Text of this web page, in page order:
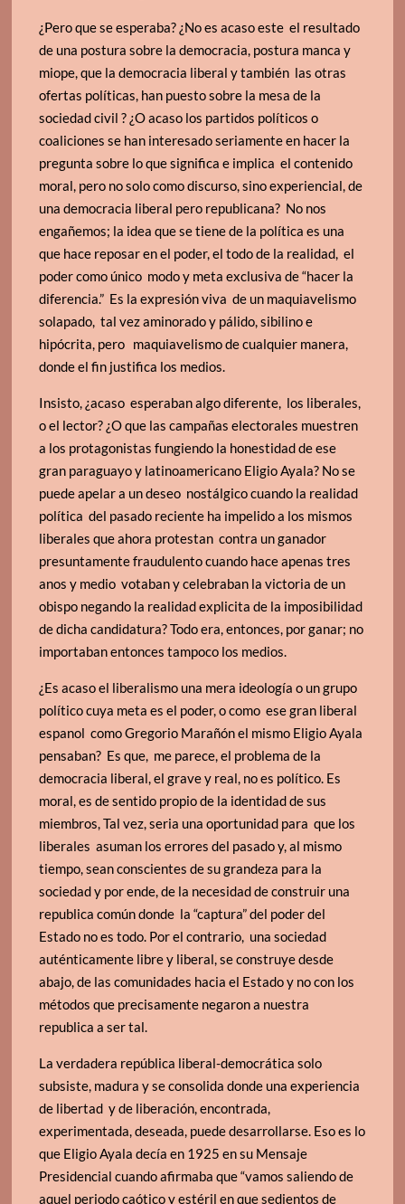
¿Pero que se esperaba? ¿No es acaso este el resultado
de una postura sobre la democracia, postura manca y
miope, que la democracia liberal y también las otras
ofertas políticas, han puesto sobre la mesa de la
sociedad civil ? ¿O acaso los partidos políticos o
coaliciones se han interesado seriamente en hacer la
pregunta sobre lo que significa e implica el contenido
moral, pero no solo como discurso, sino experiencial, de
una democracia liberal pero republicana? No nos
engañemos; la idea que se tiene de la política es una
que hace reposar en el poder, el todo de la realidad, el
poder como único modo y meta exclusiva de “hacer la
diferencia.” Es la expresión viva de un maquiavelismo
solapado, tal vez aminorado y pálido, sibilino e
hipócrita, pero maquiavelismo de cualquier manera,
donde el fin justifica los medios.
Insisto, ¿acaso esperaban algo diferente, los liberales,
o el lector? ¿O que las campañas electorales muestren
a los protagonistas fungiendo la honestidad de ese
gran paraguayo y latinoamericano Eligio Ayala? No se
puede apelar a un deseo nostálgico cuando la realidad
política del pasado reciente ha impelido a los mismos
liberales que ahora protestan contra un ganador
presuntamente fraudulento cuando hace apenas tres
anos y medio votaban y celebraban la victoria de un
obispo negando la realidad explicita de la imposibilidad
de dicha candidatura? Todo era, entonces, por ganar; no
importaban entonces tampoco los medios.
¿Es acaso el liberalismo una mera ideología o un grupo
político cuya meta es el poder, o como ese gran liberal
espanol como Gregorio Marañón el mismo Eligio Ayala
pensaban? Es que, me parece, el problema de la
democracia liberal, el grave y real, no es político. Es
moral, es de sentido propio de la identidad de sus
miembros, Tal vez, seria una oportunidad para que los
liberales asuman los errores del pasado y, al mismo
tiempo, sean conscientes de su grandeza para la
sociedad y por ende, de la necesidad de construir una
republica común donde la “captura” del poder del
Estado no es todo. Por el contrario, una sociedad
auténticamente libre y liberal, se construye desde
abajo, de las comunidades hacia el Estado y no con los
métodos que precisamente negaron a nuestra
republica a ser tal.
La verdadera república liberal-democrática solo
subsiste, madura y se consolida donde una experiencia
de libertad y de liberación, encontrada,
experimentada, deseada, puede desarrollarse. Eso es lo
que Eligio Ayala decía en 1925 en su Mensaje
Presidencial cuando afirmaba que “vamos saliendo de
aquel periodo caótico y estéril en que sedientos de